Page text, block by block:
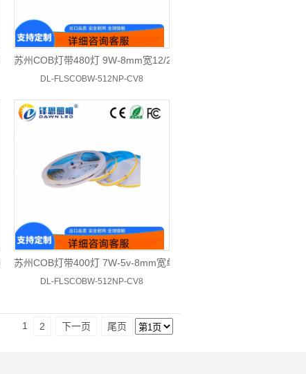
苏州COB灯带480灯 9W-8mm宽12/24v单色
DL-FLSCOBW-512NP-CV8
色
苏州COB灯带400灯 7W-5v-8mm宽单色
DL-FLSCOBW-512NP-CV8
1 2 下一页 尾页